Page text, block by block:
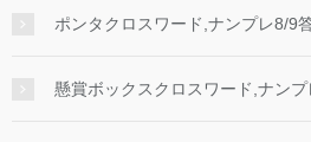
ポンタクロスワード,ナンプレ8/9
懸賞ボックスクロスワード,ナンプ